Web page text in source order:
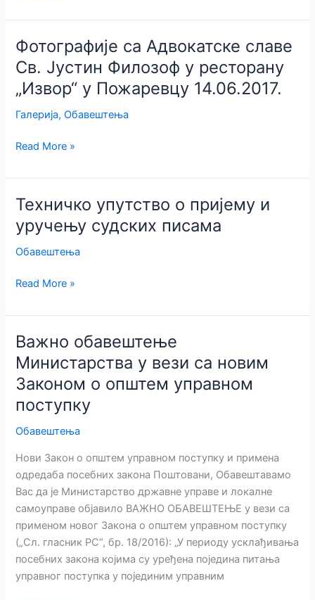
АК
Пожаревца
од
23.06.2017.
Фотографије са Адвокатске славе
Св. Јустин Филозоф у ресторану
„Извор“ у Пожаревцу 14.06.2017.
Галерија,Обавештења
Фотографије
Адвокатске
славе
Св.
Јустин
Филозоф
ресторану
у
14.06.2017.
Read More »
Техничко упутство о пријему и
уручењу судских писама
Обавештења
Техничко
о
пријему
и
уручењу
судских
писама
Read More »
Важно обавештење
Министарства у вези са новим
Законом о општем управном
поступку
Обавештења
Нови Закон о општем управном поступку и примена
одредаба посебних закона Поштовани, Обавештавамо
Вас да је Министарство државне управе и локалне
самоуправе објавило ВАЖНО ОБАВЕШТЕЊЕ у вези са
применом новог Закона о општем управном поступку
(„Сл. гласник РС“, бр. 18/2016): „У периоду усклађивања
посебних закона којима су уређена поједина питања
управног поступка у појединим управним